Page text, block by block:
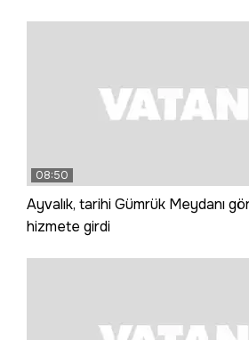
08:50
Ayvalık, tarihi Gümrük Meydanı
hizmete girdi